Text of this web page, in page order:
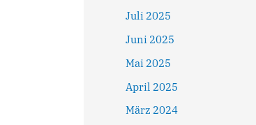
Juli 2025
Juni 2025
Mai 2025
April 2025
März 2024